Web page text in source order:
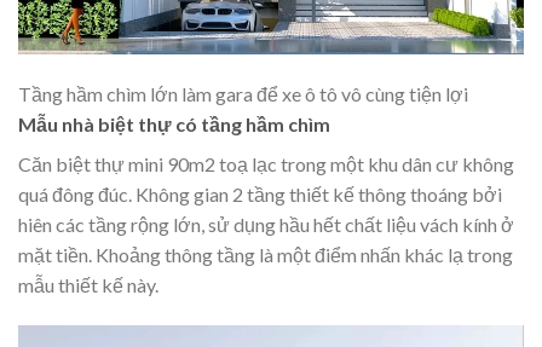
Tầng hầm chìm lớn làm gara để xe ô tô vô cùng tiện lợi
Mẫu nhà biệt thự có tầng hầm chìm
Căn biệt thự mini 90m2 toạ lạc trong một khu dân cư không
quá đông đúc. Không gian 2 tầng thiết kế thông thoáng bởi
hiên các tầng rộng lớn, sử dụng hầu hết chất liệu vách kính ở
mặt tiền. Khoảng thông tầng là một điểm nhấn khác lạ trong
mẫu thiết kế này.